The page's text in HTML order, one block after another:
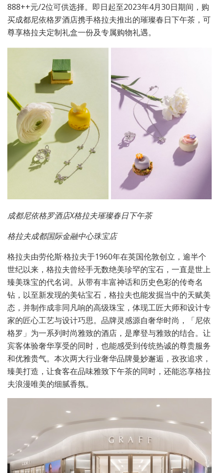
888++元/2位可供选择。即日起至2023年4月30日期间，购
买成都尼依格罗酒店携手格拉夫推出的璀璨春日下午茶，可
尊享格拉夫定制礼盒一份及专属购物礼遇。
成都尼依格罗酒店X格拉夫璀璨春日下午茶
格拉夫成都国际金融中心珠宝店
格拉夫由劳伦斯·格拉夫于1960年在英国伦敦创立，逾半个
世纪以来，格拉夫曾经手无数绝美珍罕的宝石，一直是世上
臻美珠宝的代名词。从带有丰富神话和历史色彩的传奇名
钻，以至新发现的美钻宝石，格拉夫也能发掘当中的天赋美
态，并制作成非同凡响的高级珠宝，体现工匠大师和设计专
家的匠心工艺与设计巧思。品牌灵感源自奢华时尚，「尼依
格罗」为一系列时尚雅致的酒店，是摩登与雅致的结合。让
宾客体验奢华享受的同时，也能感受到传统热诚的尊贵服务
和优雅贵气。本次两大行业奢华品牌曼妙邂逅，孜孜追求，
臻美打造，让食客在品味雅致下午茶的同时，还能恣享格拉
夫浪漫唯美的细腻香氛。